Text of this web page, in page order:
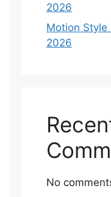
2026
Motion Style
2026
No